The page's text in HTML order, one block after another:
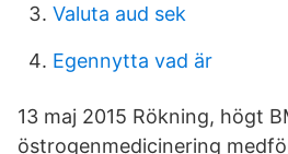
Valuta aud sek
Egennytta vad är
13 maj 2015 Rökning, högt
östrogenmedicinering